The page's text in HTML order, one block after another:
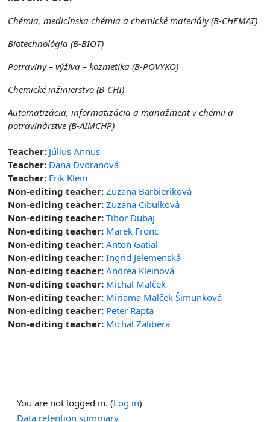
Chémia, medicínska chémia a chemické materiály (B-CHEMAT)
Biotechnológia (B-BIOT)
Potraviny – výživa – kozmetika (B-POVYKO)
Chemické inžinierstvo (B-CHI)
Automatizácia, informatizácia a manažment v chémii a
potravinárstve (B-AIMCHP)
Teacher: Július Annus
Teacher: Dana Dvoranová
Teacher: Erik Klein
Non-editing teacher: Zuzana Barbieriková
Non-editing teacher: Zuzana Cibulková
Non-editing teacher: Tibor Dubaj
Non-editing teacher: Marek Fronc
Non-editing teacher: Anton Gatial
Non-editing teacher: Ingrid Jelemenská
Non-editing teacher: Andrea Kleinová
Non-editing teacher: Michal Malček
Non-editing teacher: Miriama Malček Šimunková
Non-editing teacher: Peter Rapta
Non-editing teacher: Michal Zalibera
You are not logged in. (Log in)
Data retention summary